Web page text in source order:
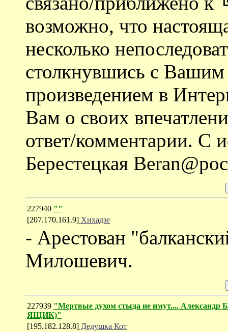
возможно, что
несколько
столкнувшись с
произведением в
Вам о своих
ответ/комментарии. С
Берестецкая
227940 ""
[207.170.161.9] Хихадзе
- Арестован
Милошевич.
227939 "Мертвые духом стыда не имут....
ЯЩИК)"
[195.182.128.8] Дедушка Кот